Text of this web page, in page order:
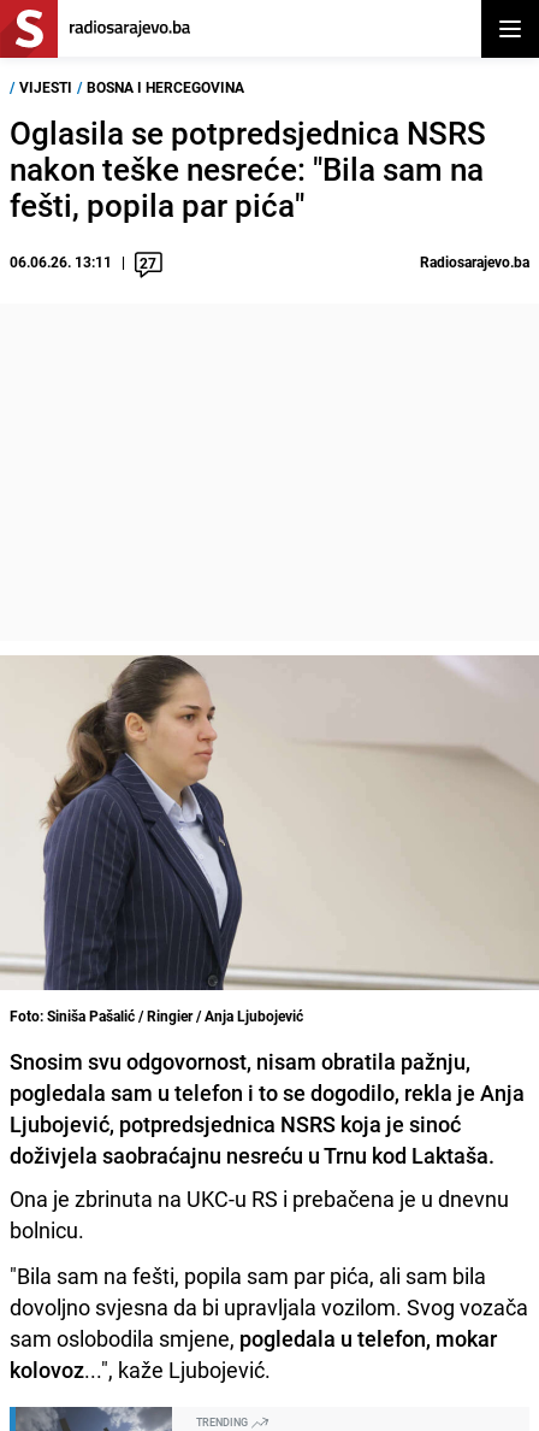
/ VIJESTI / BOSNA I HERCEGOVINA
Oglasila se potpredsjednica NSRS
nakon teške nesreće: "Bila sam na
fešti, popila par pića"
06.06.26. 13:11 27 Radiosarajevo.ba
Foto: Siniša Pašalić / Ringier / Anja Ljubojević
Snosim svu odgovornost, nisam obratila pažnju,
pogledala sam u telefon i to se dogodilo, rekla je Anja
Ljubojević, potpredsjednica NSRS koja je sinoć
doživjela saobraćajnu nesreću u Trnu kod Laktaša.
Ona je zbrinuta na UKC-u RS i prebačena je u dnevnu
bolnicu.
"Bila sam na fešti, popila sam par pića, ali sam bila
dovoljno svjesna da bi upravljala vozilom. Svog vozača
sam oslobodila smjene, pogledala u telefon, mokar
kolovoz...", kaže Ljubojević.
TRENDING